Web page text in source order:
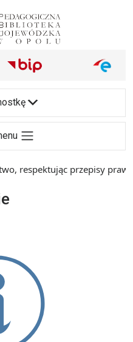
i inne
respektując przepisy